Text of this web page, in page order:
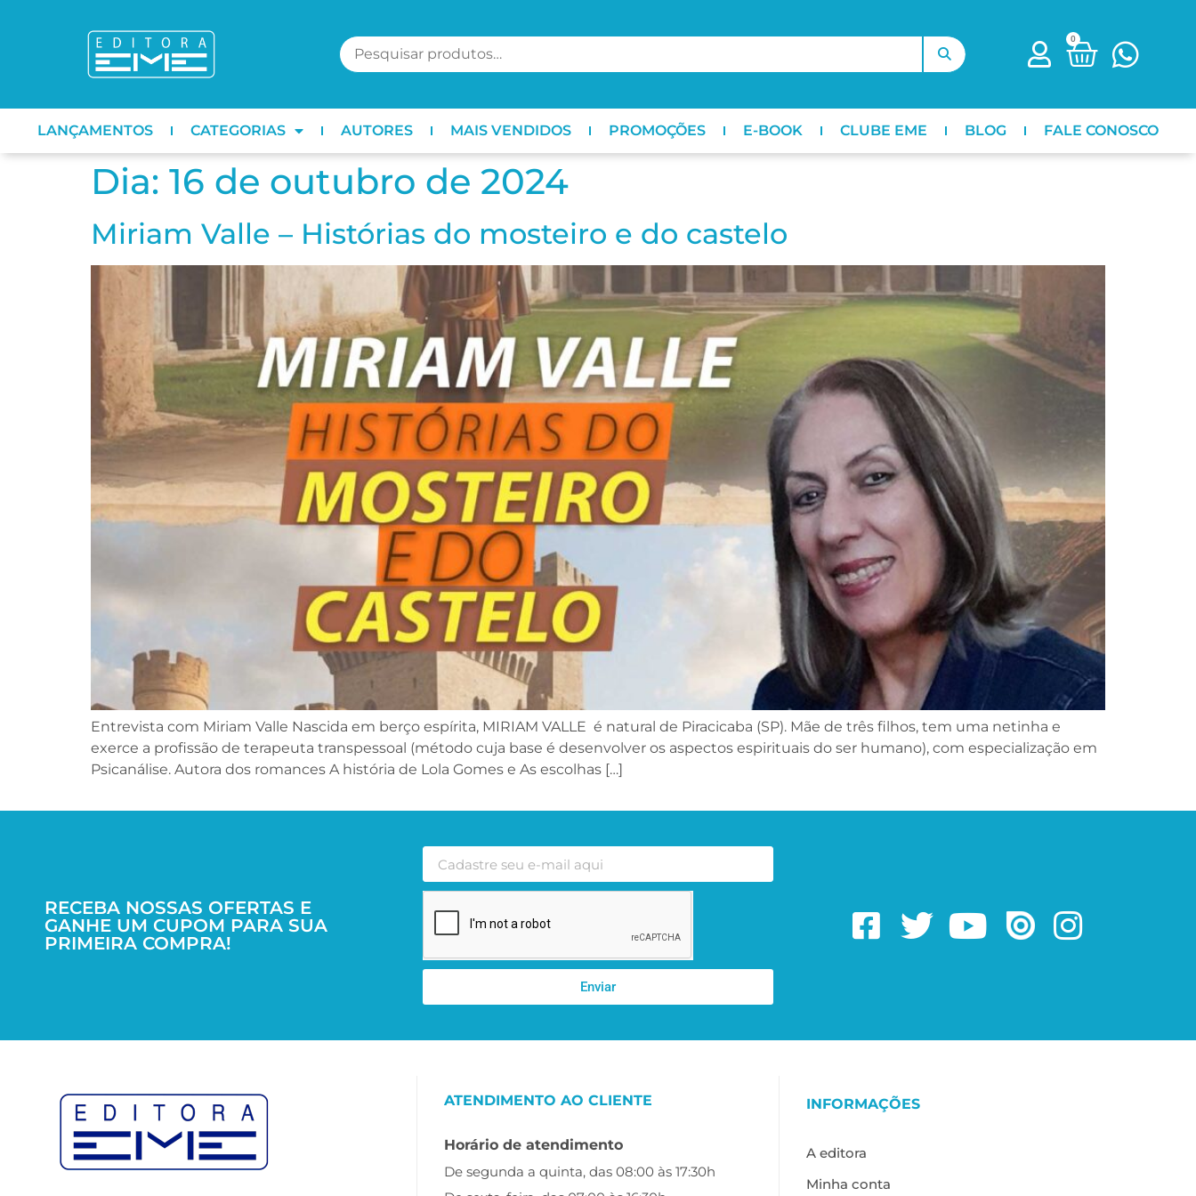
0
LANÇAMENTOS CATEGORIAS AUTORES MAIS VENDIDOS PROMOÇÕES E-BOOK CLUBE EME BLOG FALE CONOSCO
Dia: 16 de outubro de 2024
Miriam Valle – Histórias do mosteiro e do castelo
Entrevista com Miriam Valle Nascida em berço espírita, MIRIAM VALLE é natural de Piracicaba (SP). Mãe de três filhos, tem uma netinha e
exerce a profissão de terapeuta transpessoal (método cuja base é desenvolver os aspectos espirituais do ser humano), com especialização em
Psicanálise. Autora dos romances A história de Lola Gomes e As escolhas […]
RECEBA NOSSAS OFERTAS E
GANHE UM CUPOM PARA SUA
PRIMEIRA COMPRA!
Enviar
ATENDIMENTO AO CLIENTE
Horário de atendimento
De segunda a quinta, das 08:00 às 17:30h
INFORMAÇÕES
A editora
Minha conta